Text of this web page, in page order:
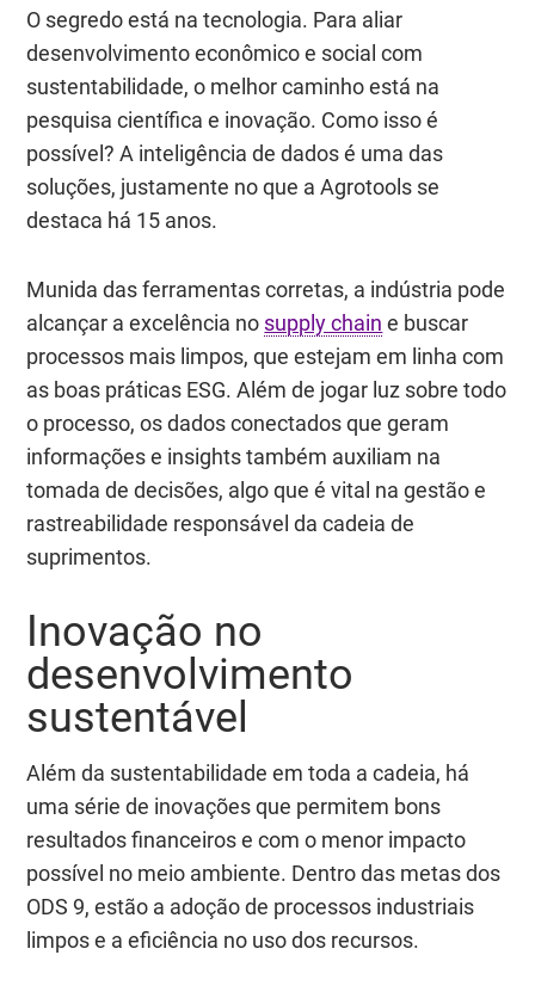
O segredo está na tecnologia. Para aliar
desenvolvimento econômico e social com
sustentabilidade, o melhor caminho está na
pesquisa científica e inovação. Como isso é
possível? A inteligência de dados é uma das
soluções, justamente no que a Agrotools se
destaca há 15 anos.
Munida das ferramentas corretas, a indústria pode
alcançar a excelência no supply chain e buscar
processos mais limpos, que estejam em linha com
as boas práticas ESG. Além de jogar luz sobre todo
o processo, os dados conectados que geram
informações e insights também auxiliam na
tomada de decisões, algo que é vital na gestão e
rastreabilidade responsável da cadeia de
suprimentos.
Inovação no
desenvolvimento
sustentável
Além da sustentabilidade em toda a cadeia, há
uma série de inovações que permitem bons
resultados financeiros e com o menor impacto
possível no meio ambiente. Dentro das metas dos
ODS 9, estão a adoção de processos industriais
limpos e a eficiência no uso dos recursos.